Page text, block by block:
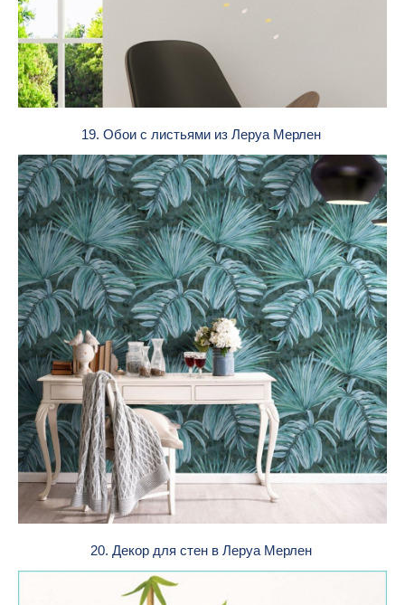
19. Обои с листьями из Леруа Мерлен
20. Декор для стен в Леруа Мерлен